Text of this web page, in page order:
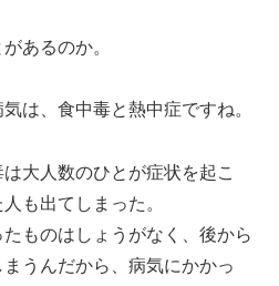
あるのか。
は、食中毒と熱中症ですね。
大人数のひとが症状を起こ
も出てしまった。
ものはしょうがなく、後から
うんだから、病気にかかっ